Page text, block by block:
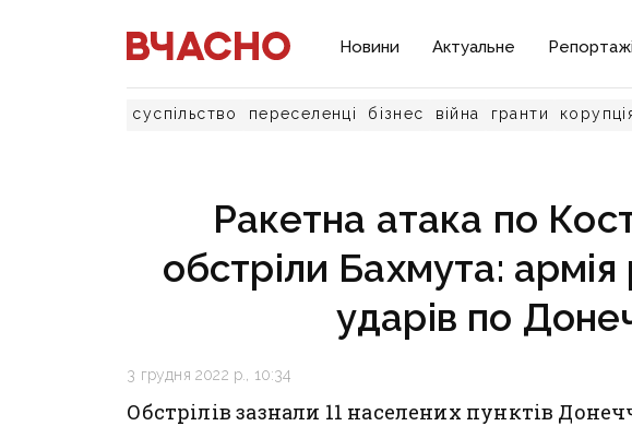
Новини Актуальне Репортажі
суспільство переселенці бізнес війна гранти
Ракетна атака по
обстріли Бахмута:
ударів по
3 грудня 2022 р., 10:34
Обстрілів зазнали 11 населених пунктів